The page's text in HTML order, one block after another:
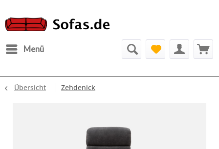
Menü
Übersicht Zehdenick